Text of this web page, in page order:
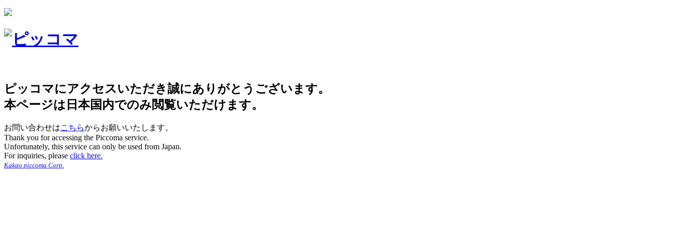
ピッコマにアクセスいただき誠にありがとうございます。
本ページは日本国内でのみ閲覧いただけます。
お問い合わせはこちらからお願いいたします。
Thank you for accessing the Piccoma service.
Unfortunately, this service can only be used from Japan.
For inquiries, please click here.
Kakao piccoma Corp.